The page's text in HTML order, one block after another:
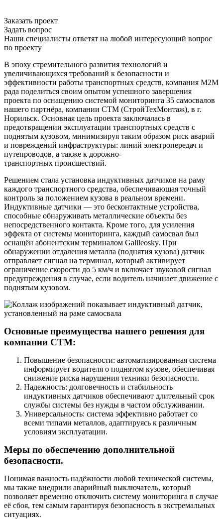
Заказать проект
Задать вопрос
Наши специалисты ответят на любой интересующий вопрос
по проекту
В эпоху стремительного развития технологий и
увеличивающихся требований к безопасности и
эффективности работы транспортных средств, компания М2М
рада поделиться своим опытом успешного завершения
проекта по оснащению системой мониторинга 35 самосвалов
нашего партнёра, компании СТМ (СтройТехМонтаж), в г.
Норильск. Основная цель проекта заключалась в
предотвращении эксплуатации транспортных средств с
поднятым кузовом, минимизируя таким образом риск аварий
и повреждений инфраструктуры: линий электропередач и
путепроводов, а также к дорожно-
транспортных происшествий.
Решением стала установка индуктивных датчиков на раму
каждого транспортного средства, обеспечивающая точный
контроль за положением кузова в реальном времени.
Индуктивные датчики — это бесконтактные устройства,
способные обнаруживать металлические объекты без
непосредственного контакта. Кроме того, для усиления
эффекта от системы мониторинга, каждый самосвал был
оснащён абонентским терминалом Galileosky. При
обнаружении отдаления металла (поднятия кузова) датчик
отправляет сигнал на терминал, который активирует
ограничение скорости до 5 км/ч и включает звуковой сигнал
предупреждения в случае, если водитель начинает движение с
поднятым кузовом.
Основные преимущества нашего решения для
компании СТМ:
Повышение безопасности: автоматизированная система
информирует водителя о поднятом кузове, обеспечивая
снижение риска нарушения техники безопасности.
Надежность: долговечность и стабильность
индуктивных датчиков обеспечивают длительный срок
службы системы без нужды в частом обслуживании.
Универсальность: система эффективно работает со
всеми типами металлов, адаптируясь к различным
условиям эксплуатации.
Меры по обеспечению дополнительной
безопасности.
Понимая важность надёжности любой технической системы,
мы также внедрили аварийный выключатель, который
позволяет временно отключить систему мониторинга в случае
её сбоя, тем самым гарантируя безопасность в экстремальных
ситуациях.